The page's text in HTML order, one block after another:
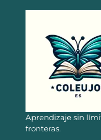
Aprendizaje sin
fronteras.